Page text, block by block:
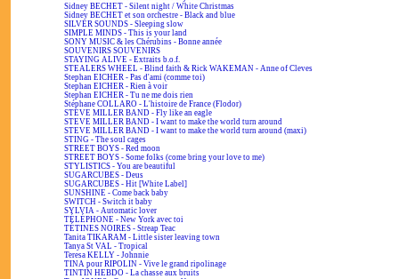
Sidney BECHET - Silent night / White Christmas
Sidney BECHET et son orchestre - Black and blue
SILVER SOUNDS - Sleeping slow
SIMPLE MINDS - This is your land
SONY MUSIC & les Chérubins - Bonne année
SOUVENIRS SOUVENIRS
STAYING ALIVE - Extraits b.o.f.
STEALERS WHEEL - Blind faith & Rick WAKEMAN - Anne of Cleves
Stephan EICHER - Pas d'ami (comme toi)
Stephan EICHER - Rien à voir
Stephan EICHER - Tu ne me dois rien
Stéphane COLLARO - L'histoire de France (Flodor)
STEVE MILLER BAND - Fly like an eagle
STEVE MILLER BAND - I want to make the world turn around
STEVE MILLER BAND - I want to make the world turn around (maxi)
STING - The soul cages
STREET BOYS - Red moon
STREET BOYS - Some folks (come bring your love to me)
STYLISTICS - You are beautiful
SUGARCUBES - Deus
SUGARCUBES - Hit [White Label]
SUNSHINE - Come back baby
SWITCH - Switch it baby
SYLVIA - Automatic lover
TÉLÉPHONE - New York avec toi
TÉTINES NOIRES - Streap Teac
Tanita TIKARAM - Little sister leaving town
Tanya St VAL - Tropical
Teresa KELLY - Johnnie
TINA pour RIPOLIN - Vive le grand ripolinage
TINTIN HEBDO - La chasse aux bruits